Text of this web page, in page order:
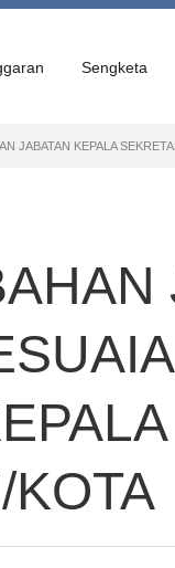
Sengketa
JABATAN KEPALA
KOTA